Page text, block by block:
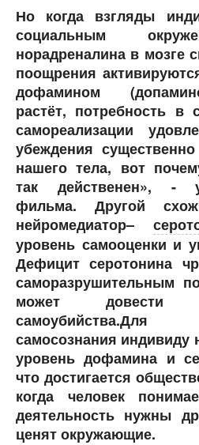
Но когда взгляды
социальным
норадреналина в мозге
поощрения
дофамином
растёт, потребность в
самореализации
убеждения
нашего тела, вот
так действенен», -
фильма. Другой
нейромедиатор–
уровень самооценки и
Дефицит серотонина
саморазрушительным
может довести
самосознания индивиду
уровень дофамина и
что достигается
когда человек
деятельность нужны
ценят окружающие.